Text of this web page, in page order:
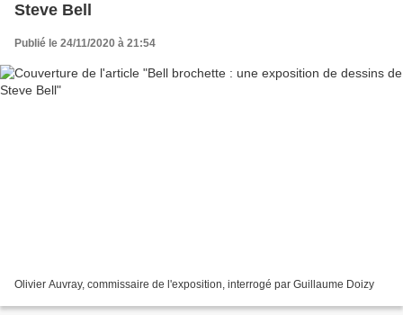
Steve Bell
Publié le 24/11/2020 à 21:54
Olivier Auvray, commissaire de l'exposition, interrogé par Guillaume Doizy